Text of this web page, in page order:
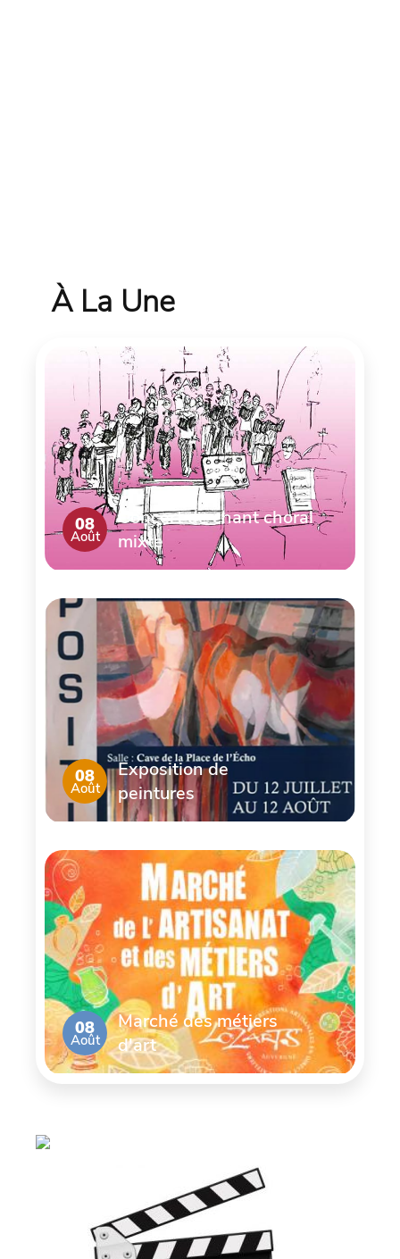
À La Une
08
Août
Concert de chant choral
mixte
08
Août
Exposition de
peintures
08
Août
Marché des métiers
d'art